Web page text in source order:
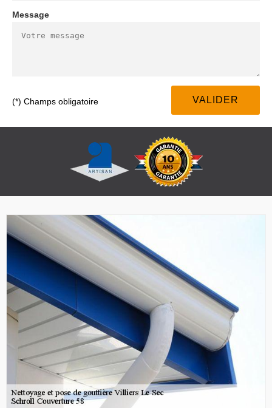
Message
(*) Champs obligatoire